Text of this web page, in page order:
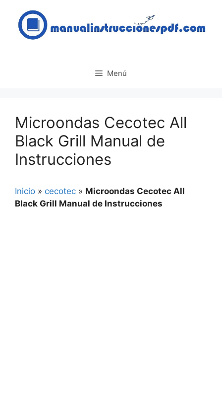
contenido
Menú
Microondas Cecotec All
Black Grill Manual de
Instrucciones
Inicio » cecotec » Microondas Cecotec All
Black Grill Manual de Instrucciones